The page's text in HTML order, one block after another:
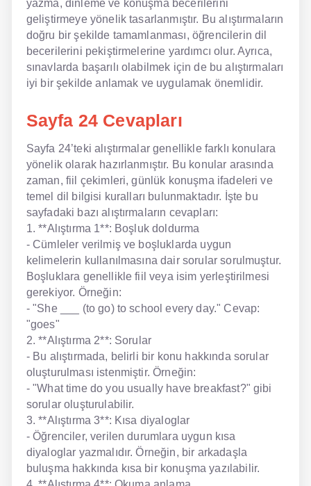
Tavsiyeler
Gizlilik Politikası
Bize Ulaşın
yazma, dinleme ve konuşma becerilerini
geliştirmeye yönelik tasarlanmıştır. Bu alıştırmaların
doğru bir şekilde tamamlanması, öğrencilerin dil
becerilerini pekiştirmelerine yardımcı olur. Ayrıca,
sınavlarda başarılı olabilmek için de bu alıştırmaları
iyi bir şekilde anlamak ve uygulamak önemlidir.
Sayfa 24 Cevapları
Sayfa 24’teki alıştırmalar genellikle farklı konulara
yönelik olarak hazırlanmıştır. Bu konular arasında
zaman, fiil çekimleri, günlük konuşma ifadeleri ve
temel dil bilgisi kuralları bulunmaktadır. İşte bu
sayfadaki bazı alıştırmaların cevapları:
1. **Alıştırma 1**: Boşluk doldurma
- Cümleler verilmiş ve boşluklarda uygun
kelimelerin kullanılmasına dair sorular sorulmuştur.
Boşluklara genellikle fiil veya isim yerleştirilmesi
gerekiyor. Örneğin:
- "She ___ (to go) to school every day." Cevap:
"goes"
2. **Alıştırma 2**: Sorular
- Bu alıştırmada, belirli bir konu hakkında sorular
oluşturulması istenmiştir. Örneğin:
- "What time do you usually have breakfast?" gibi
sorular oluşturulabilir.
3. **Alıştırma 3**: Kısa diyaloglar
- Öğrenciler, verilen durumlara uygun kısa
diyaloglar yazmalıdır. Örneğin, bir arkadaşla
buluşma hakkında kısa bir konuşma yazılabilir.